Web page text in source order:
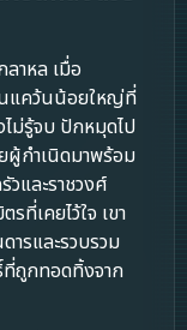
าหล เมื่อ
นแคว้นน้อยใหญ่ที่
ม่รู้จบ ปักหมุดไป
ผู้กำเนิดมาพร้อม
และราชวงศ์
ที่เคยไว้ใจ เขา
ารและรวบรวม
ถูกทอดทิ้งจาก